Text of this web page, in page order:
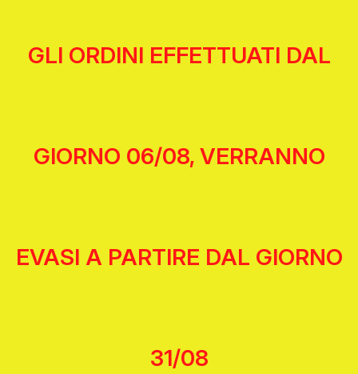
GLI ORDINI EFFETTUATI DAL
GIORNO 06/08, VERRANNO
EVASI A PARTIRE DAL GIORNO
31/08